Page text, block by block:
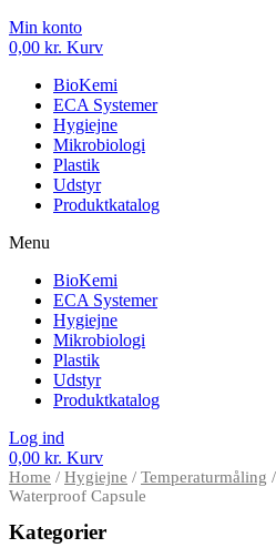
Min konto
0,00 kr. Kurv
BioKemi
ECA Systemer
Hygiejne
Mikrobiologi
Plastik
Udstyr
Produktkatalog
Menu
BioKemi
ECA Systemer
Hygiejne
Mikrobiologi
Plastik
Udstyr
Produktkatalog
Log ind
0,00 kr. Kurv
Home / Hygiejne / Temperaturmåling /
Waterproof Capsule
Kategorier